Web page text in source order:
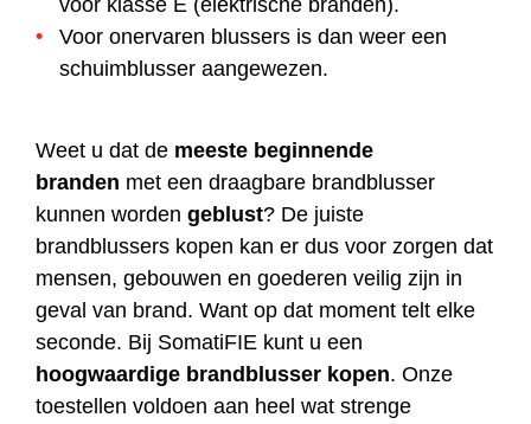
voor klasse E (elektrische branden).
Voor onervaren blussers is dan weer een
schuimblusser aangewezen.
Weet u dat de meeste beginnende
branden met een draagbare brandblusser
kunnen worden geblust? De juiste
brandblussers kopen kan er dus voor zorgen dat
mensen, gebouwen en goederen veilig zijn in
geval van brand. Want op dat moment telt elke
seconde. Bij SomatiFIE kunt u een
hoogwaardige brandblusser kopen. Onze
toestellen voldoen aan heel wat strenge